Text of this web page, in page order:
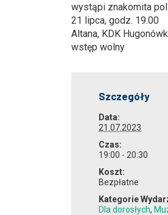
wystąpi znakomita
21 lipca, godz. 19.00
Altana, KDK
wstęp wolny
Szczegóły
Data:
21.07.2023
Czas:
19:00 - 20:30
Koszt:
Bezpłatne
Kategorie
Dla dorosłych,